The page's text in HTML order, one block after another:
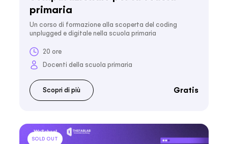
primaria
Un corso di formazione alla scoperta del coding
unplugged e digitale nella scuola primaria
20 ore
Docenti della scuola primaria
Scopri di più Gratis
SOLD OUT